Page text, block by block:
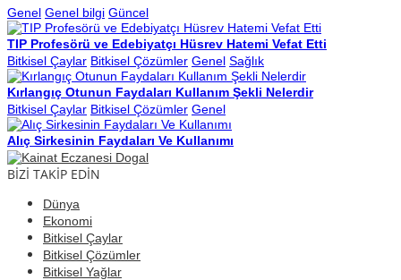
Genel Genel bilgi Güncel
TIP Profesörü ve Edebiyatçı Hüsrev Hatemi Vefat Etti
Bitkisel Çaylar Bitkisel Çözümler Genel Sağlık
Kırlangıç Otunun Faydaları Kullanım Şekli Nelerdir
Bitkisel Çaylar Bitkisel Çözümler Genel
Alıç Sirkesinin Faydaları Ve Kullanımı
BİZİ TAKİP EDİN
Dünya
Ekonomi
Bitkisel Çaylar
Bitkisel Çözümler
Bitkisel Yağlar